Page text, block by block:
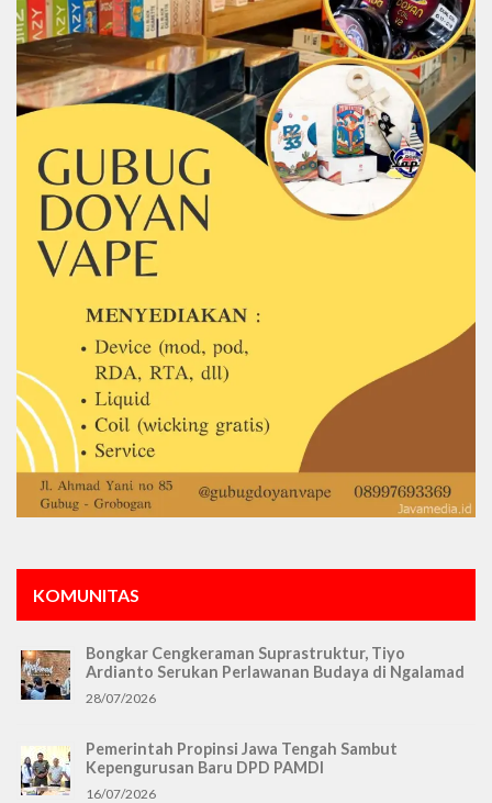
KOMUNITAS
Bongkar Cengkeraman Suprastruktur, Tiyo
Ardianto Serukan Perlawanan Budaya di Ngalamad
28/07/2026
Pemerintah Propinsi Jawa Tengah Sambut
Kepengurusan Baru DPD PAMDI
16/07/2026